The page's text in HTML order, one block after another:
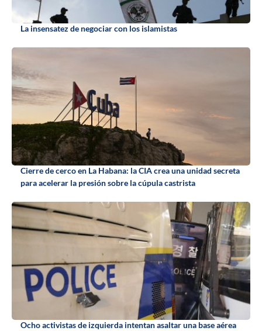
La insensatez de negociar con los islamistas
Cierre de cerco en La Habana: la CIA crea una unidad secreta
para acelerar la presión sobre la cúpula castrista
Ocho activistas de izquierda intentan asaltar una base aérea